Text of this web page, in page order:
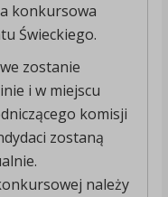
konkursowa
Świeckiego.
zostanie
i w miejscu
komisji
zostaną
należy